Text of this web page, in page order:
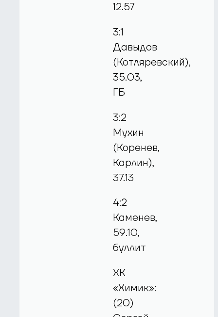
12.57
3:1
Давыдов
(Котляревский),
35.03,
ГБ
3:2
Мухин
(Коренев,
Карлин),
37.13
4:2
Каменев,
59.10,
буллит
ХК
«Химик»:
(20)